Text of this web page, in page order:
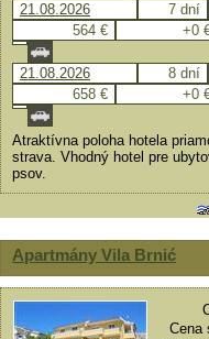
21.08.2026 7 dní
564 €
+0
21.08.2026 8 dní
658 €
+0
Atraktívna poloha hotela
strava. Vhodný hotel pre
psov.
Apartmány Vila Brnić
Cena